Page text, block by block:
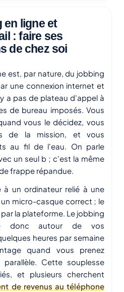
en ligne et
: faire ses
de chez soi
est, par nature, du jobbing
une connexion internet et
a pas de plateau d'appel à
de bureau imposés. Vous
vous le décidez, vous
de la mission, et vous
au fil de l'eau. On parle
un seul b ; c'est la même
frappe répandue.
à un ordinateur relié à une
micro-casque correct ; le
la plateforme. Le jobbing
donc autour de vos
heures par semaine
quand vous prenez
parallèle. Cette souplesse
et plusieurs cherchent
de revenus au téléphone